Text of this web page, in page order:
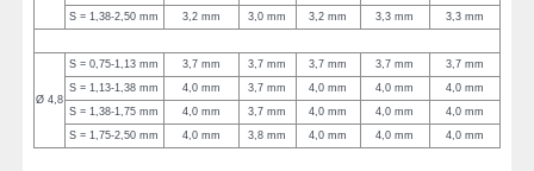
S = 1,38-2,50 mm
3,2 mm 3,0 mm 3,2 mm 3,3 mm 3,3 mm
Ø 4,8
S = 0,75-1,13 mm 3,7 mm 3,7 mm 3,7 mm 3,7 mm
3,7 mm
S = 1,13-1,38 mm
4,0 mm 3,7 mm 4,0 mm 4,0 mm
4,0 mm
S = 1,38-1,75 mm
4,0 mm 3,7 mm 4,0 mm 4,0 mm
4,0 mm
S = 1,75-2,50 mm
4,0 mm 3,8 mm 4,0 mm 4,0 mm 4,0 mm